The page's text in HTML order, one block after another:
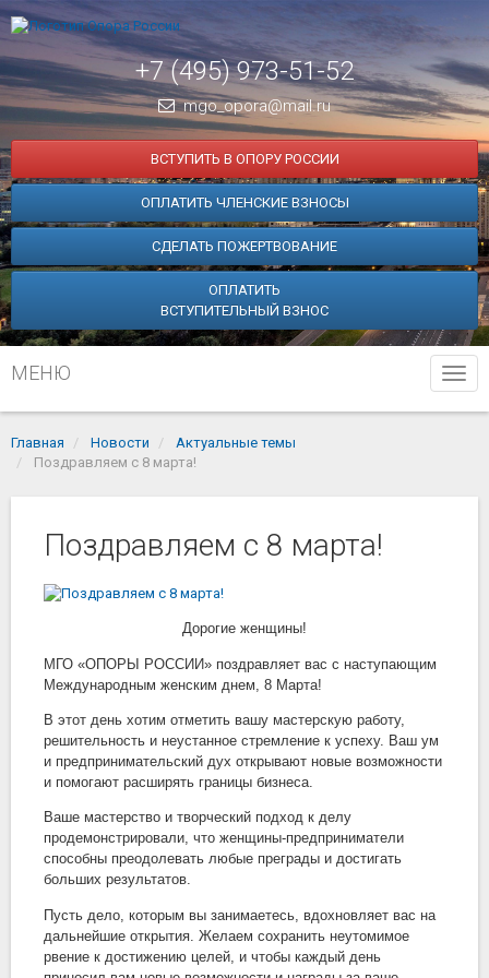
+7 (495) 973-51-52
mgo_opora@mail.ru
ВСТУПИТЬ В ОПОРУ РОССИИ
ОПЛАТИТЬ ЧЛЕНСКИЕ ВЗНОСЫ
СДЕЛАТЬ ПОЖЕРТВОВАНИЕ
ОПЛАТИТЬ
ВСТУПИТЕЛЬНЫЙ ВЗНОС
МЕНЮ
Главная Новости
Актуальные темы
Поздравляем с 8 марта!
Поздравляем с 8 марта!
Дорогие женщины!
МГО «ОПОРЫ РОССИИ» поздравляет вас с наступающим
Международным женским днем, 8 Марта!
В этот день хотим отметить вашу мастерскую работу,
решительность и неустанное стремление к успеху. Ваш ум
и предпринимательский дух открывают новые возможности
и помогают расширять границы бизнеса.
Ваше мастерство и творческий подход к делу
продемонстрировали, что женщины-предприниматели
способны преодолевать любые преграды и достигать
больших результатов.
Пусть дело, которым вы занимаетесь, вдохновляет вас на
дальнейшие открытия. Желаем сохранить неутомимое
рвение к достижению целей, и чтобы каждый день